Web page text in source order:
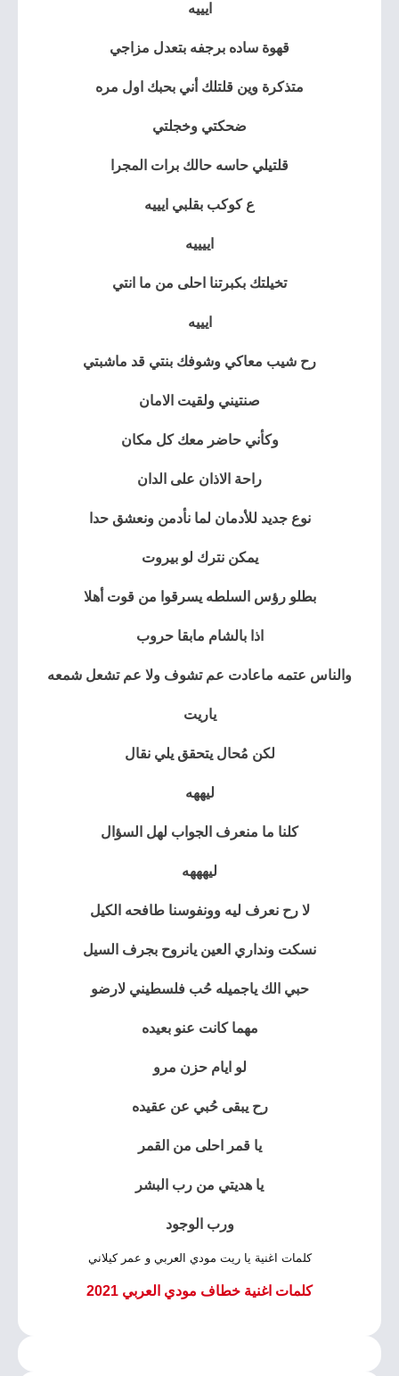
ايييه
قهوة ساده برجفه بتعدل مزاجي
متذكرة وين قلتلك أني بحبك اول مره
ضحكتي وخجلتي
قلتيلي حاسه حالك برات المجرا
ع كوكب بقلبي ايييه
اييييه
تخيلتك بكبرتنا احلى من ما انتي
ايييه
رح شيب معاكي وشوفك بنتي قد ماشبتي
صنتيني ولقيت الامان
وكأني حاضر معك كل مكان
راحة الاذان على الدان
نوع جديد للأدمان لما نأدمن ونعشق حدا
يمكن نترك لو بيروت
بطلو رؤس السلطه يسرقوا من قوت أهلا
اذا بالشام مابقا حروب
والناس عتمه ماعادت عم تشوف ولا عم تشعل شمعه
ياريت
لكن مُحال يتحقق يلي نقال
ليههه
كلنا ما منعرف الجواب لهل السؤال
ليهههه
لا رح نعرف ليه وونفوسنا طافحه الكيل
نسكت ونداري العين يانروح بجرف السيل
حبي الك ياجميله حُب فلسطيني لارضو
مهما كانت عنو بعيده
لو ايام حزن مرو
رح يبقى حُبي عن عقيده
يا قمر احلى من القمر
يا هديتي من رب البشر
ورب الوجود
كلمات اغنية يا ريت مودي العربي و عمر كيلاني
كلمات اغنية خطاف مودي العربي 2021